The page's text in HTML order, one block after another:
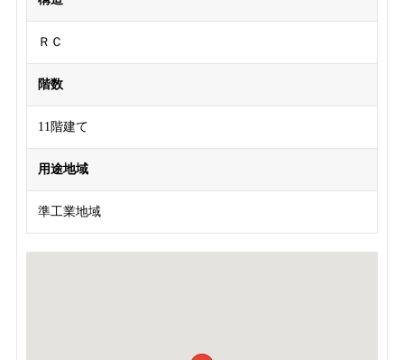
ＲＣ
階数
11階建て
用途地域
準工業地域